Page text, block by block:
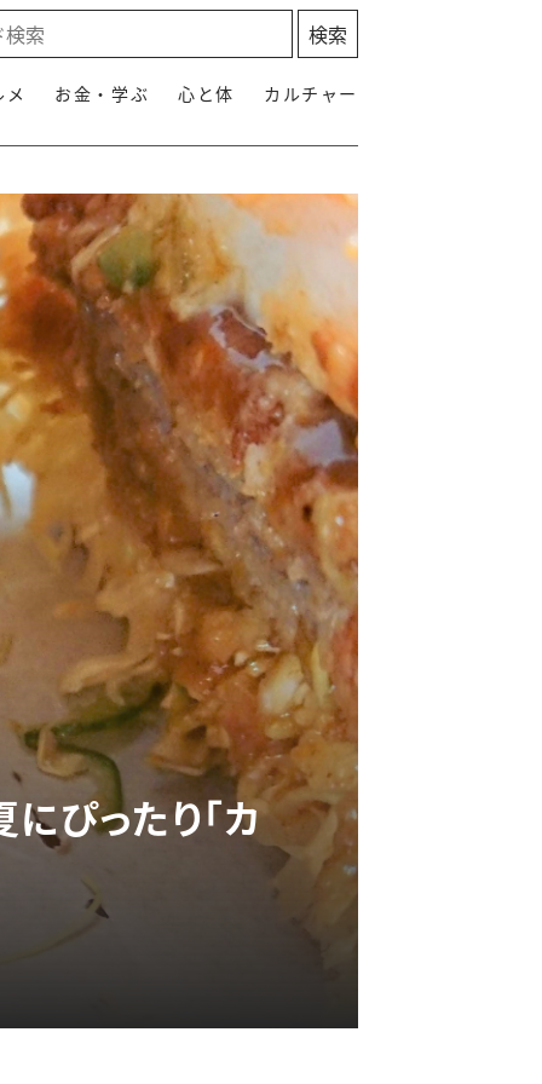
お金・学ぶ 心と体 カルチャー
ぴったり「カ